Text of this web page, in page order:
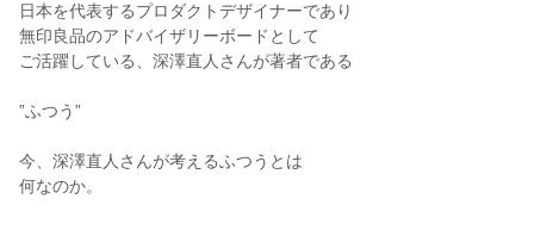
日本を代表するプロダクトデザイナーであり
無印良品のアドバイザリーボードとして
ご活躍している、深澤直人さんが著者である
”ふつう”
今、深澤直人さんが考えるふつうとは
何なのか。